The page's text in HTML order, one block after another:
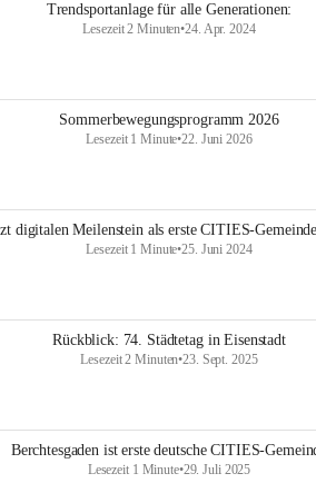
Trendsportanlage für alle Generationen:
Lesezeit 2 Minuten•24. Apr. 2024
Sommerbewegungsprogramm 2026
Lesezeit 1 Minute•22. Juni 2026
digitalen Meilenstein als erste CITIES-
Lesezeit 1 Minute•25. Juni 2024
Rückblick: 74. Städtetag in Eisenstadt
Lesezeit 2 Minuten•23. Sept. 2025
Berchtesgaden ist erste deutsche CITIES-
Lesezeit 1 Minute•29. Juli 2025